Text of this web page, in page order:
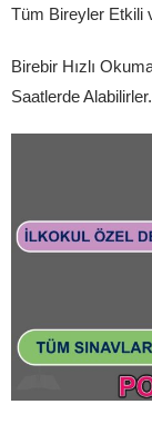
Tüm Bireyler Etkili
Birebir Hızlı
Saatlerde Alabilirler.